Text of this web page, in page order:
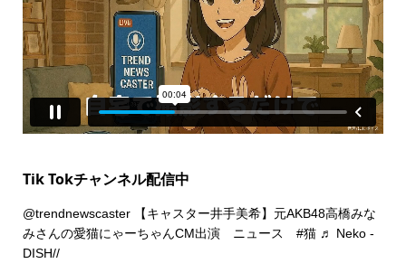
Tik Tokチャンネル配信中
@trendnewscaster【キャスター井手美希】元AKB48高橋みな
みさんの愛猫にゃーちゃんCM出演 ニュース #猫 ♬ Neko -
DISH//